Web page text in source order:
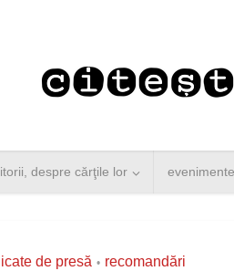
despre cărţile lor evenimente
de presă • recomandări